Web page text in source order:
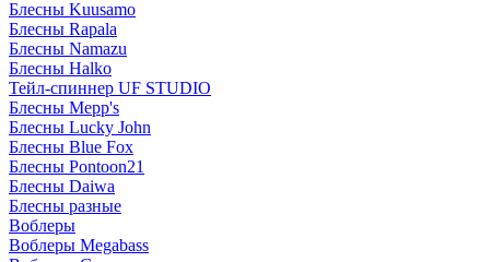
Блесны Kuusamo
Блесны Rapala
Блесны Namazu
Блесны Halko
Тейл-спиннер UF STUDIO
Блесны Mepp's
Блесны Lucky John
Блесны Blue Fox
Блесны Pontoon21
Блесны Daiwa
Блесны разные
Воблеры
Воблеры Megabass